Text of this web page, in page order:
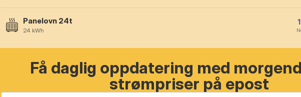
Panelovn 24t
24 kWh
Få daglig oppdatering med
strømpriser på epost